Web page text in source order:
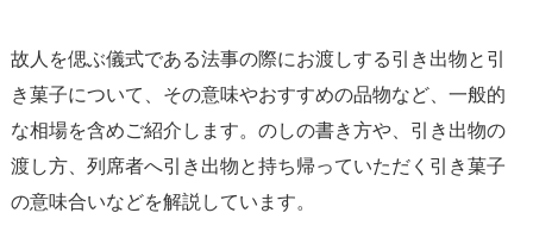
故人を偲ぶ儀式である法事の際にお渡しする引き出物と引
き菓子について、その意味やおすすめの品物など、一般的
な相場を含めご紹介します。のしの書き方や、引き出物の
渡し方、列席者へ引き出物と持ち帰っていただく引き菓子
の意味合いなどを解説しています。